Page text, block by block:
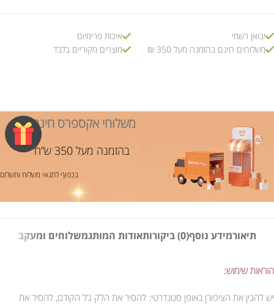
יבואן רשמי
משלוחים חינם בהזמנה מעל 350 ₪
איכות פרימיום
מוצרים מקוריים בלבד
משלוחי אקספרס חינם!
בהזמנה מעל 350 ש”ח
בכפוף לתנאי משלוח ותשלום
תיאורמידע נוסף(0) ביקורות אודות המותגמשלוחים ומעקב
הוראות שימוש:
יש להכין את הציפורן באופן סטנדרטי: להסיר את הלק ג’ל הקודם, להסיר את